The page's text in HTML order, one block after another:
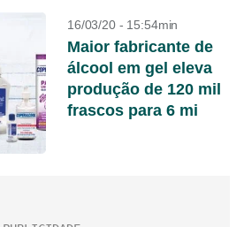
16/03/20 - 15:54min
Maior fabricante de
álcool em gel eleva
produção de 120 mil
frascos para 6 mi